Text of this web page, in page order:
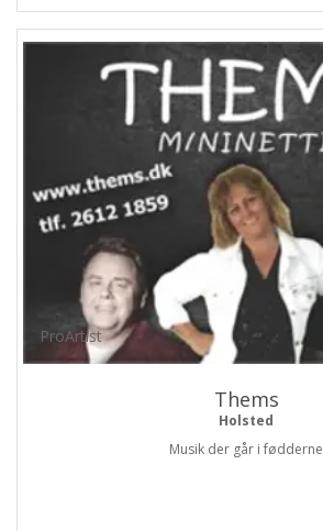
ProArtist
Thems
Holsted
Musik der går i fødderne